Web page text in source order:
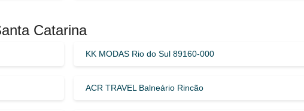
Catarina
KK MODAS Rio do Sul 89160-000
ACR TRAVEL Balneário Rincão